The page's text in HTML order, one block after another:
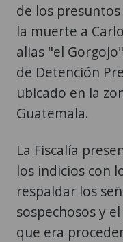
de los
la muerte a
alias "el
de Detención
ubicado en la
Guatemala.
La Fiscalía
los indicios con
respaldar los
sospechosos y
que era